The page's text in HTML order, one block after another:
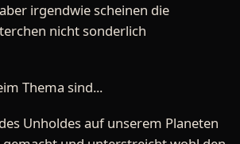
irgendwie scheinen die
nicht sonderlich
Thema sind...
Unholdes auf unserem Planeten